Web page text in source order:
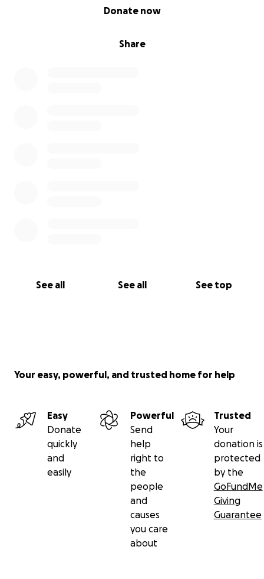
Share
Donate now
See all See all See top
Your easy, powerful, and trusted home for help
Easy
Donate
quickly
and
easily
Powerful
Send
help
right to
the
people
and
causes
you care
about
Trusted
Your
donation is
protected
by the
GoFundMe
Giving
Guarantee